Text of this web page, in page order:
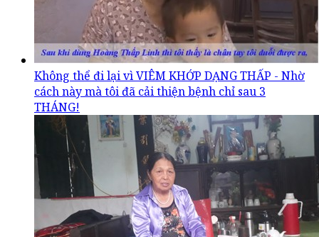
Không thể đi lại vì VIÊM KHỚP DẠNG THẤP - Nhờ
cách này mà tôi đã cải thiện bệnh chỉ sau 3
THÁNG!